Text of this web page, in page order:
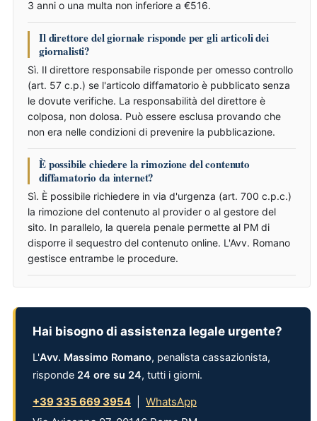
3 anni o una multa non inferiore a €516.
Il direttore del giornale risponde per gli articoli dei
giornalisti?
Sì. Il direttore responsabile risponde per omesso controllo
(art. 57 c.p.) se l'articolo diffamatorio è pubblicato senza
le dovute verifiche. La responsabilità del direttore è
colposa, non dolosa. Può essere esclusa provando che
non era nelle condizioni di prevenire la pubblicazione.
È possibile chiedere la rimozione del contenuto
diffamatorio da internet?
Sì. È possibile richiedere in via d'urgenza (art. 700 c.p.c.)
la rimozione del contenuto al provider o al gestore del
sito. In parallelo, la querela penale permette al PM di
disporre il sequestro del contenuto online. L'Avv. Romano
gestisce entrambe le procedure.
Hai bisogno di assistenza legale urgente?
L'Avv. Massimo Romano, penalista cassazionista,
risponde 24 ore su 24, tutti i giorni.
+39 335 669 3954
WhatsApp